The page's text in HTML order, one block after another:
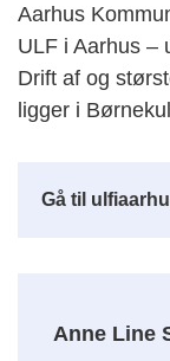
Aarhus
ULF i Aarhus –
Drift af og
ligger i
Gå til
Anne Line